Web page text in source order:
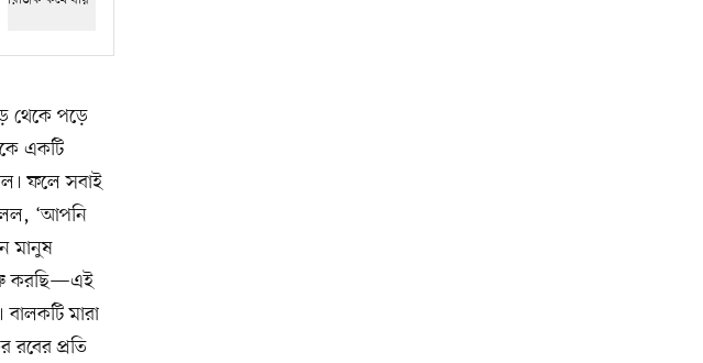
থেকে পড়ে
একটি
ফলে সবাই
‘আপনি
মানুষ
করছি—এই
মারা
প্রতি